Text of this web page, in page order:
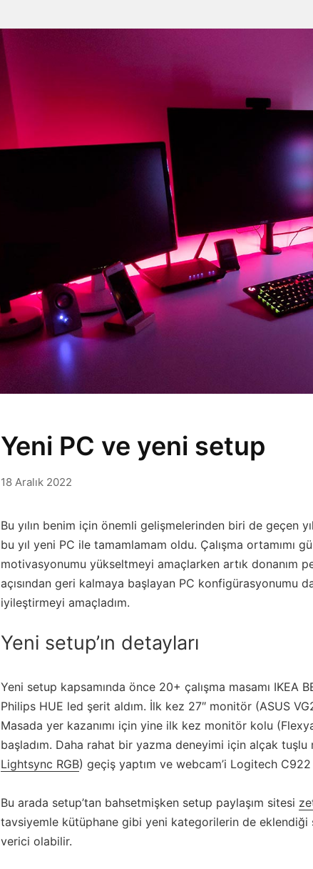
Yeni PC ve yeni setup
18 Aralık 2022
Bu yılın benim için önemli gelişmelerinden biri de geçen yıl
bu yıl yeni PC ile tamamlamam oldu. Çalışma ortamımı
motivasyonumu yükseltmeyi amaçlarken artık donanım
açısından geri kalmaya başlayan PC konfigürasyonumu
iyileştirmeyi amaçladım.
Yeni setup’ın detayları
Yeni setup kapsamında önce 20+ çalışma masamı IKEA
Philips HUE led şerit aldım. İlk kez 27″ monitör (ASUS
Masada yer kazanımı için yine ilk kez monitör kolu
başladım. Daha rahat bir yazma deneyimi için alçak
Lightsync RGB) geçiş yaptım ve webcam’i Logitech
Bu arada setup’tan bahsetmişken setup paylaşım sitesi
tavsiyemle kütüphane gibi yeni kategorilerin de
verici olabilir.